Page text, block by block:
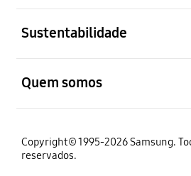
Sustentabilidade
Quem somos
Copyright© 1995-2026 Samsung.
reservados.